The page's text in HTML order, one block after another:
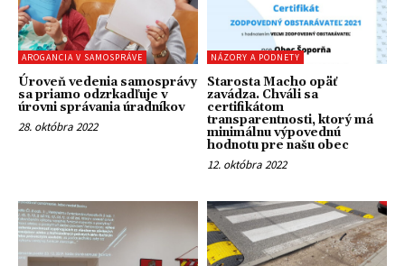
AROGANCIA V SAMOSPRÁVE
Úroveň vedenia samosprávy
sa priamo odzrkadľuje v
úrovni správania úradníkov
28. októbra 2022
NÁZORY A PODNETY
Starosta Macho opäť
zavádza. Chváli sa
certifikátom
transparentnosti, ktorý má
minimálnu výpovednú
hodnotu pre našu obec
12. októbra 2022